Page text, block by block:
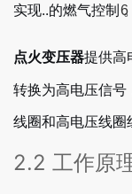
实现..的燃气控制6
。
点火变压器提供高
转换为高电压信号
线圈和高电压线
2.2 工作原